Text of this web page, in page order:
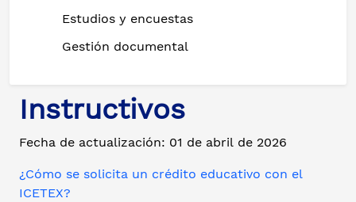
Estudios y encuestas
Gestión documental
Instructivos
Fecha de actualización: 01 de abril de 2026
¿Cómo se solicita un crédito educativo con el
ICETEX?